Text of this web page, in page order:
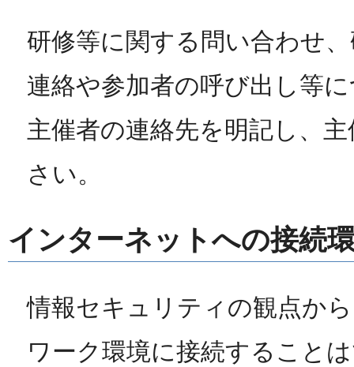
研修等に関する問い合わせ
連絡や参加者の呼び出し等
主催者の連絡先を明記し、
さい。
インターネットへの接続
情報セキュリティの観点か
ワーク環境に接続すること